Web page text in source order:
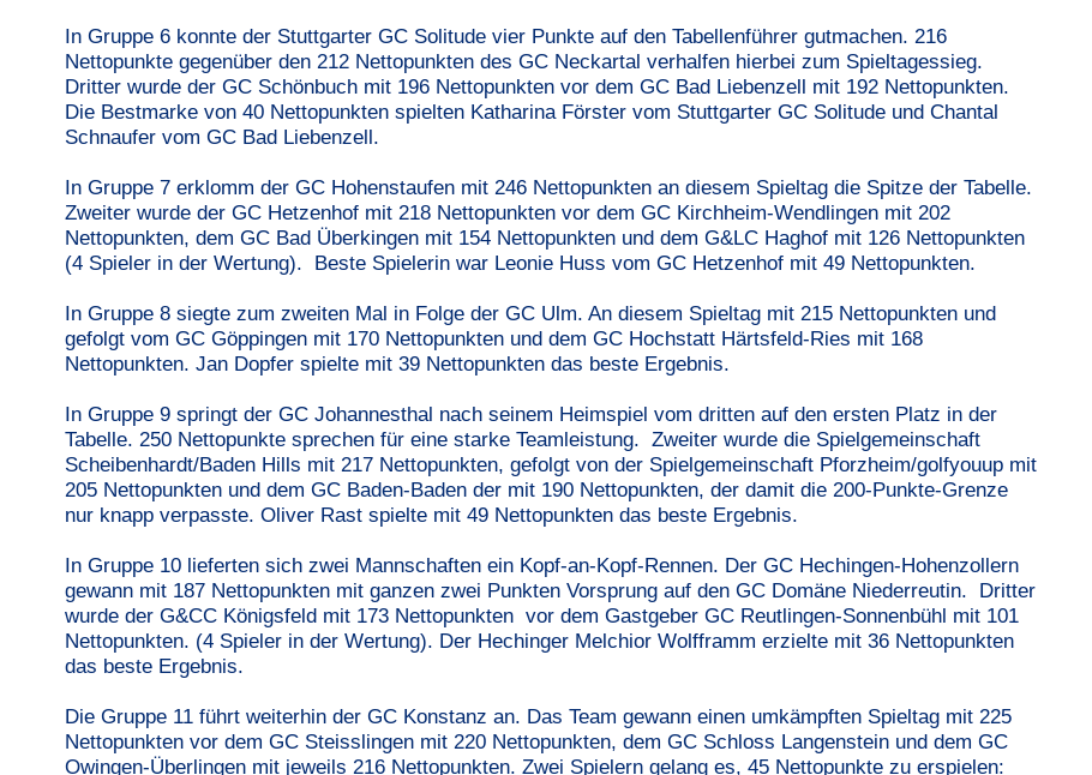
In Gruppe 6 konnte der Stuttgarter GC Solitude vier Punkte auf den Tabellenführer gutmachen. 216
Nettopunkte gegenüber den 212 Nettopunkten des GC Neckartal verhalfen hierbei zum Spieltagessieg.
Dritter wurde der GC Schönbuch mit 196 Nettopunkten vor dem GC Bad Liebenzell mit 192 Nettopunkten.
Die Bestmarke von 40 Nettopunkten spielten Katharina Förster vom Stuttgarter GC Solitude und Chantal
Schnaufer vom GC Bad Liebenzell.
In Gruppe 7 erklomm der GC Hohenstaufen mit 246 Nettopunkten an diesem Spieltag die Spitze der Tabelle.
Zweiter wurde der GC Hetzenhof mit 218 Nettopunkten vor dem GC Kirchheim-Wendlingen mit 202
Nettopunkten, dem GC Bad Überkingen mit 154 Nettopunkten und dem G&LC Haghof mit 126 Nettopunkten
(4 Spieler in der Wertung). Beste Spielerin war Leonie Huss vom GC Hetzenhof mit 49 Nettopunkten.
In Gruppe 8 siegte zum zweiten Mal in Folge der GC Ulm. An diesem Spieltag mit 215 Nettopunkten und
gefolgt vom GC Göppingen mit 170 Nettopunkten und dem GC Hochstatt Härtsfeld-Ries mit 168
Nettopunkten. Jan Dopfer spielte mit 39 Nettopunkten das beste Ergebnis.
In Gruppe 9 springt der GC Johannesthal nach seinem Heimspiel vom dritten auf den ersten Platz in der
Tabelle. 250 Nettopunkte sprechen für eine starke Teamleistung. Zweiter wurde die Spielgemeinschaft
Scheibenhardt/Baden Hills mit 217 Nettopunkten, gefolgt von der Spielgemeinschaft Pforzheim/golfyouup mit
205 Nettopunkten und dem GC Baden-Baden der mit 190 Nettopunkten, der damit die 200-Punkte-Grenze
nur knapp verpasste. Oliver Rast spielte mit 49 Nettopunkten das beste Ergebnis.
In Gruppe 10 lieferten sich zwei Mannschaften ein Kopf-an-Kopf-Rennen. Der GC Hechingen-Hohenzollern
gewann mit 187 Nettopunkten mit ganzen zwei Punkten Vorsprung auf den GC Domäne Niederreutin. Dritter
wurde der G&CC Königsfeld mit 173 Nettopunkten vor dem Gastgeber GC Reutlingen-Sonnenbühl mit 101
Nettopunkten. (4 Spieler in der Wertung). Der Hechinger Melchior Wolfframm erzielte mit 36 Nettopunkten
das beste Ergebnis.
Die Gruppe 11 führt weiterhin der GC Konstanz an. Das Team gewann einen umkämpften Spieltag mit 225
Nettopunkten vor dem GC Steisslingen mit 220 Nettopunkten, dem GC Schloss Langenstein und dem GC
Owingen-Überlingen mit jeweils 216 Nettopunkten. Zwei Spielern gelang es, 45 Nettopunkte zu erspielen: